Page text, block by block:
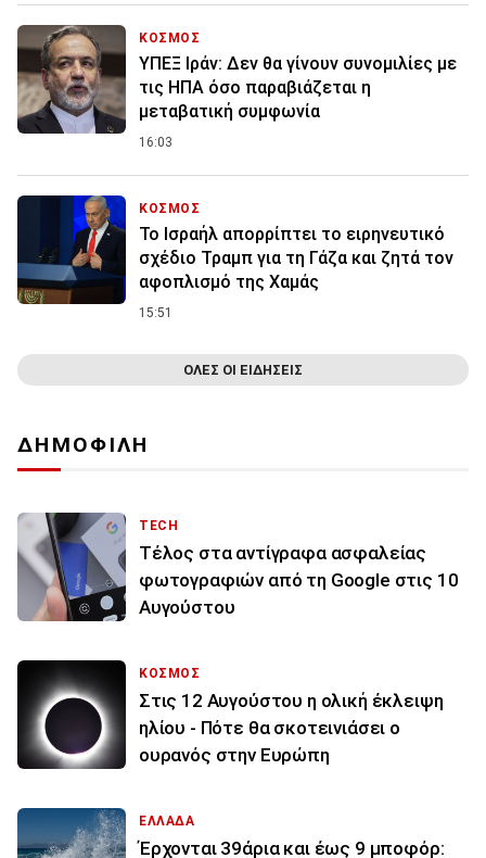
ΚΟΣΜΟΣ
ΥΠΕΞ Ιράν: Δεν θα γίνουν συνομιλίες με
τις ΗΠΑ όσο παραβιάζεται η
μεταβατική συμφωνία
16:03
ΚΟΣΜΟΣ
Το Ισραήλ απορρίπτει το ειρηνευτικό
σχέδιο Τραμπ για τη Γάζα και ζητά τον
αφοπλισμό της Χαμάς
15:51
ΟΛΕΣ ΟΙ ΕΙΔΗΣΕΙΣ
ΔΗΜΟΦΙΛΗ
TECH
Τέλος στα αντίγραφα ασφαλείας
φωτογραφιών από τη Google στις 10
Αυγούστου
ΚΟΣΜΟΣ
Στις 12 Αυγούστου η ολική έκλειψη
ηλίου - Πότε θα σκοτεινιάσει ο
ουρανός στην Ευρώπη
ΕΛΛΑΔΑ
Έρχονται 39άρια και έως 9 μποφόρ: